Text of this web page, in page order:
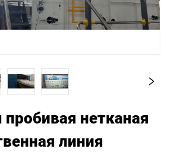
пробивая нетканая
линия